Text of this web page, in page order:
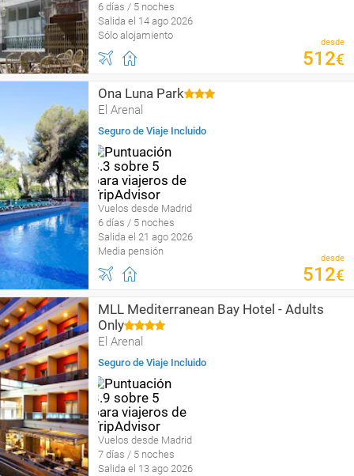
6 días / 5 noches
Salida el 14 ago 2026
Sólo alojamiento
desde
512€
Ona Luna Park
El Arenal
Seguro de Viaje Incluido
Vuelos desde Madrid
6 días / 5 noches
Salida el 21 ago 2026
Media pensión
desde
512€
MLL Mediterranean Bay Hotel - Adults
Only
El Arenal
Seguro de Viaje Incluido
Vuelos desde Madrid
7 días / 5 noches
Salida el 13 ago 2026